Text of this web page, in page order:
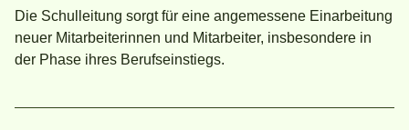
Die Schulleitung sorgt für eine angemessene Einarbeitung
neuer Mitarbeiterinnen und Mitarbeiter, insbesondere in
der Phase ihres Berufseinstiegs.